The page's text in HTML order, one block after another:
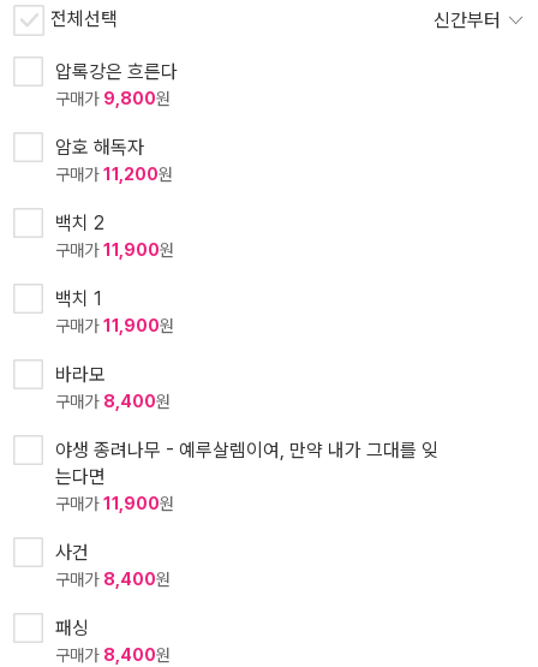
전체선택 신간부터
압록강은 흐른다
구매가 9,800원
암호 해독자
구매가11,200원
백치 2
구매가11,900원
백치 1
구매가11,900원
바라모
구매가 8,400원
야생 종려나무 - 예루살렘이여, 만약 내가 그대를 잊
는다면
구매가11,900원
사건
구매가 8,400원
패싱
구매가 8,400원